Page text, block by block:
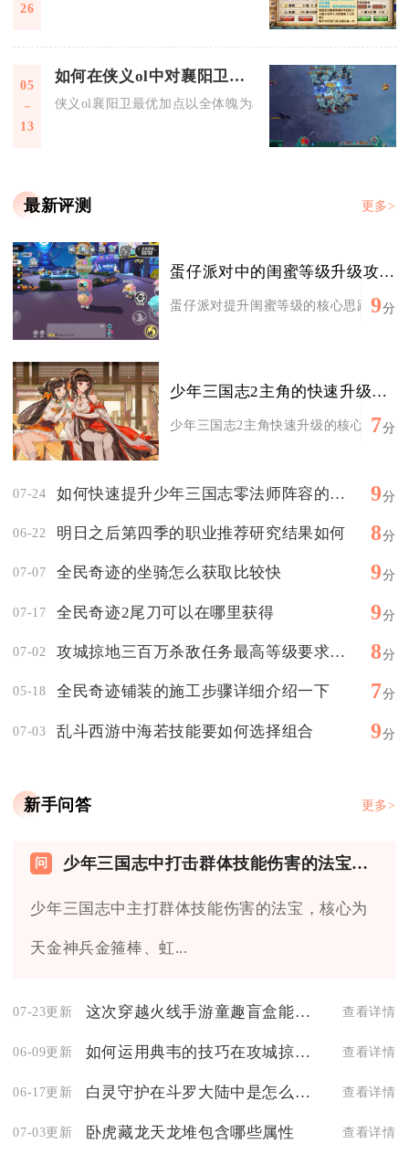
26
05
13
如何在侠义ol中对襄阳卫进行加点和选择技能以达到最佳效果
侠义ol襄阳卫最优加点以全体魄为核心、后期适度洗点补命
最新评测 更多>
蛋仔派对中的闺蜜等级升级攻略是什么
蛋仔派对提升闺蜜等级的核心思路是稳
9分
少年三国志2主角的快速升级秘诀是什么
少年三国志2主角快速升级的核心秘诀
7分
07-24 如何快速提升少年三国志零法师阵容的等级 9分
06-22 明日之后第四季的职业推荐研究结果如何 8分
07-07 全民奇迹的坐骑怎么获取比较快 9分
07-17 全民奇迹2尾刀可以在哪里获得 9分
07-02 攻城掠地三百万杀敌任务最高等级要求是多少 8分
05-18 全民奇迹铺装的施工步骤详细介绍一下 7分
07-03 乱斗西游中海若技能要如何选择组合 9分
新手问答 更多>
少年三国志中打击群体技能伤害的法宝有哪些
少年三国志中主打群体技能伤害的法宝，核心为
天金神兵金箍棒、虹...
07-23更新 这次穿越火线手游童趣盲盒能抽到永久夜刃吗 查看详情
06-09更新 如何运用典韦的技巧在攻城掠地三天中获得最佳表现 查看详情
06-17更新 白灵守护在斗罗大陆中是怎么得到的 查看详情
07-03更新 卧虎藏龙天龙堆包含哪些属性 查看详情